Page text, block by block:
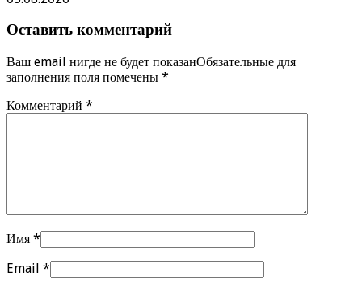
Оставить комментарий
Ваш email нигде не будет показанОбязательные для
заполнения поля помечены *
Комментарий *
Имя *
Email *